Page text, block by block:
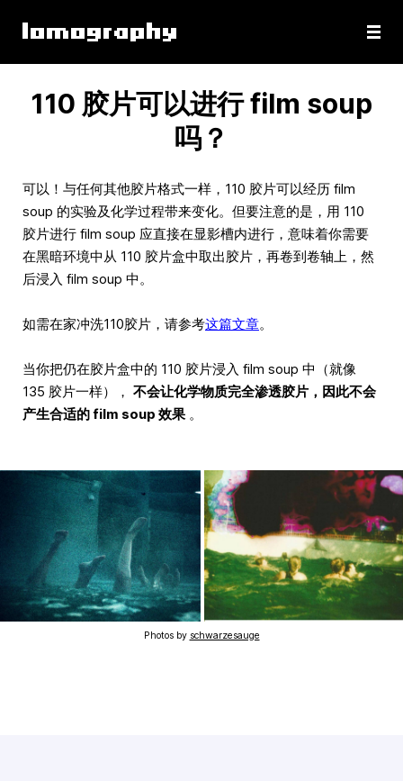
110 胶片可以进行 film soup
吗？
可以！与任何其他胶片格式一样，110 胶片可以经历 film
soup 的实验及化学过程带来变化。但要注意的是，用 110
胶片进行 film soup 应直接在显影槽内进行，意味着你需要
在黑暗环境中从 110 胶片盒中取出胶片，再卷到卷轴上，然
后浸入 film soup 中。
如需在家冲洗110胶片，请参考这篇文章。
当你把仍在胶片盒中的 110 胶片浸入 film soup 中（就像
135 胶片一样）， 不会让化学物质完全渗透胶片，因此不会
产生合适的 film soup 效果 。
Photos by schwarzesauge